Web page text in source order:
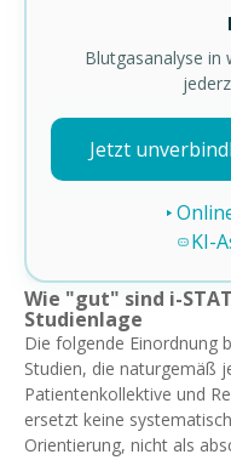
Blutgasanalyse in
Jetzt
KI-
Wie "gut" sind i-
Studienlage
Die folgende Einordnung
Studien, die naturgemäß
Patientenkollektive und
ersetzt keine
Orientierung, nicht als